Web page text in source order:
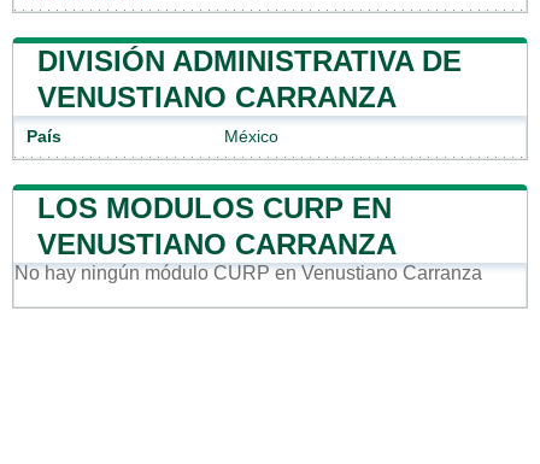
DIVISIÓN ADMINISTRATIVA DE
VENUSTIANO CARRANZA
País México
LOS MODULOS CURP EN
VENUSTIANO CARRANZA
No hay ningún módulo CURP en Venustiano Carranza